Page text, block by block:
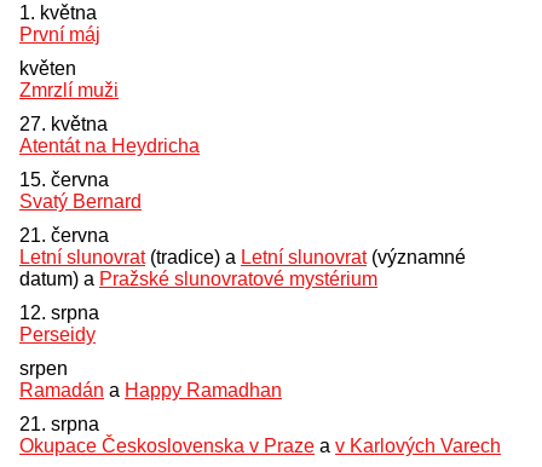
1. května
První máj
květen
Zmrzlí muži
27. května
Atentát na Heydricha
15. června
Svatý Bernard
21. června
Letní slunovrat(tradice) a Letní slunovrat(významné
datum) a Pražské slunovratové mystérium
12. srpna
Perseidy
srpen
Ramadán a Happy Ramadhan
21. srpna
Okupace Československa v Praze a v Karlových Varech